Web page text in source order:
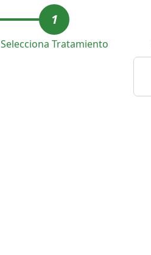
1
Selecciona Tratamiento